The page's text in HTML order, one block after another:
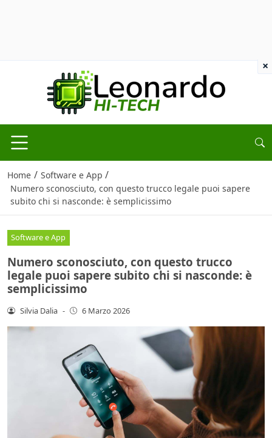
Home / Software e App /
Numero sconosciuto, con questo trucco legale puoi sapere
subito chi si nasconde: è semplicissimo
Software e App
Numero sconosciuto, con questo trucco
legale puoi sapere subito chi si nasconde: è
semplicissimo
Silvia Dalia - 6 Marzo 2026
×